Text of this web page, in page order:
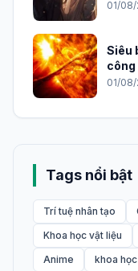
2026
01/
Siêu
công
01/
Tags nổi bật
Trí tuệ nhân tạo
Khoa học vật liệu
Anime
khoa học